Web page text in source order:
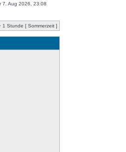
7. Aug 2026, 23:08
1 Stunde [ Sommerzeit ]